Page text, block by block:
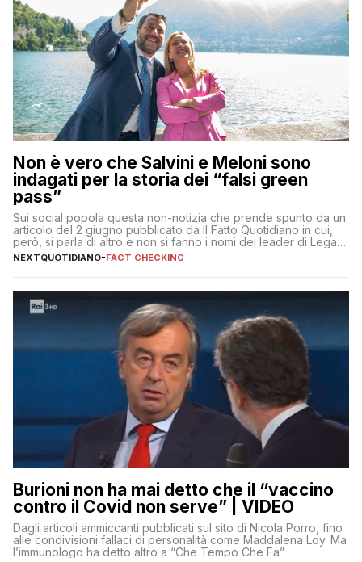
Non è vero che Salvini e Meloni sono
indagati per la storia dei “falsi green
pass”
Sui social popola questa non-notizia che prende spunto da un
articolo del 2 giugno pubblicato da Il Fatto Quotidiano in cui,
però, si parla di altro e non si fanno i nomi dei leader di Lega e
Fratelli d’Italia
NEXTQUOTIDIANO-FACT CHECKING
Burioni non ha mai detto che il “vaccino
contro il Covid non serve” | VIDEO
Dagli articoli ammiccanti pubblicati sul sito di Nicola Porro, fino
alle condivisioni fallaci di personalità come Maddalena Loy. Ma
l’immunologo ha detto altro a “Che Tempo Che Fa”